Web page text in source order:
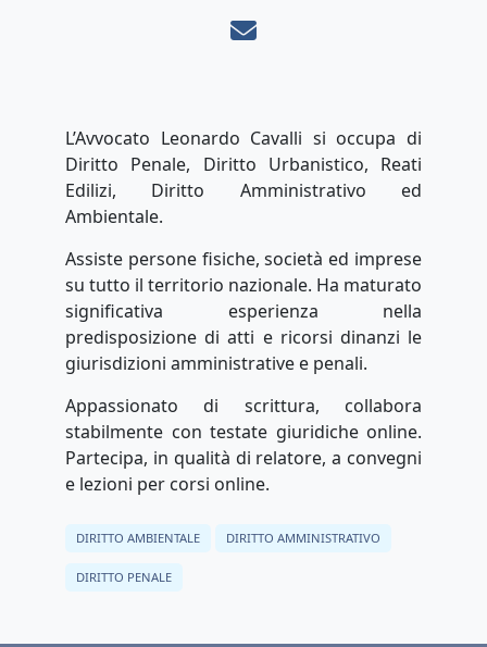
L’Avvocato Leonardo Cavalli si occupa di
Diritto Penale, Diritto Urbanistico, Reati
Edilizi, Diritto Amministrativo ed
Ambientale.
Assiste persone fisiche, società ed imprese
su tutto il territorio nazionale. Ha maturato
significativa esperienza nella
predisposizione di atti e ricorsi dinanzi le
giurisdizioni amministrative e penali.
Appassionato di scrittura, collabora
stabilmente con testate giuridiche online.
Partecipa, in qualità di relatore, a convegni
e lezioni per corsi online.
DIRITTO AMBIENTALE DIRITTO AMMINISTRATIVO
DIRITTO PENALE